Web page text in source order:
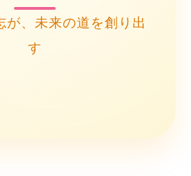
が、未来の道を創り出
す